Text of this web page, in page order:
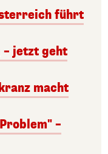
führt
– jetzt geht
macht
–